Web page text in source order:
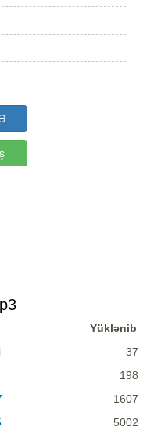
Yüklənib
37
198
1607
5002